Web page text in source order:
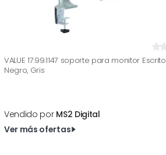
VALUE 17.99.1147 soporte para monitor
Negro, Gris
Vendido por MS2 Digital
Ver más ofertas